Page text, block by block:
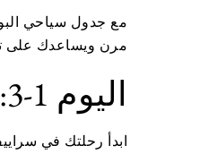
مرن ويساعدك على
اليوم 1-3: استكشاف سراييفو عاصمة البوسنة
ابدأ رحلتك في